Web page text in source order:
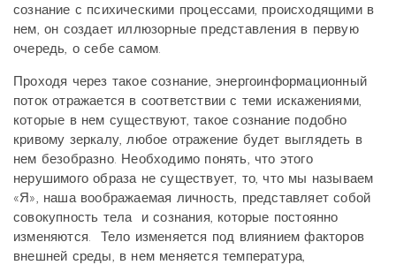
сознание с психическими процессами, происходящими в
нем, он создает иллюзорные представления в первую
очередь, о себе самом.
Проходя через такое сознание, энергоинформационный
поток отражается в соответствии с теми искажениями,
которые в нем существуют, такое сознание подобно
кривому зеркалу, любое отражение будет выглядеть в
нем безобразно. Необходимо понять, что этого
нерушимого образа не существует, то, что мы называем
«Я», наша воображаемая личность, представляет собой
совокупность телаи сознания, которые постоянно
изменяются. Тело изменяется под влиянием факторов
внешней среды, в нем меняется температура,